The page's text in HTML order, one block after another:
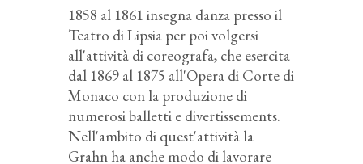
1858 al 1861 insegna danza presso il
Teatro di Lipsia per poi volgersi
all'attività di coreografa, che esercita
dal 1869 al 1875 all'Opera di Corte di
Monaco con la produzione di
numerosi balletti e divertissements.
Nell'ambito di quest'attività la
Grahn ha anche modo di lavorare